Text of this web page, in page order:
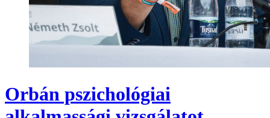
Orbán pszichológiai